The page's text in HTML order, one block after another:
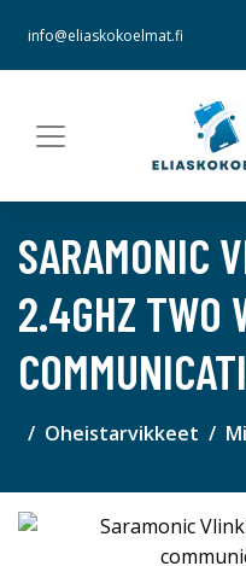
info@eliaskokoelmat.fi
SARAMONIC
2.4GHZ TWO
Oheistarvikkeet